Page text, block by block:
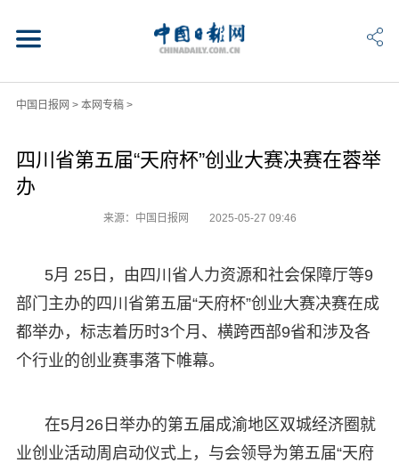
中国日报网 > 本网专稿>
四川省第五届“天府杯”创业大赛决赛在蓉举
办
来源：中国日报网 2025-05-27 09:46
5月 25日，由四川省人力资源和社会保障厅等9
部门主办的四川省第五届“天府杯”创业大赛决赛在成
都举办，标志着历时3个月、横跨西部9省和涉及各
个行业的创业赛事落下帷幕。
在5月26日举办的第五届成渝地区双城经济圈就
业创业活动周启动仪式上，与会领导为第五届“天府